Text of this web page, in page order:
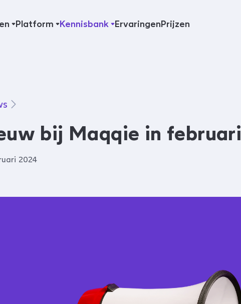
Platform Kennisbank ErvaringenPrijzen
bij Maqqie in februari
2024